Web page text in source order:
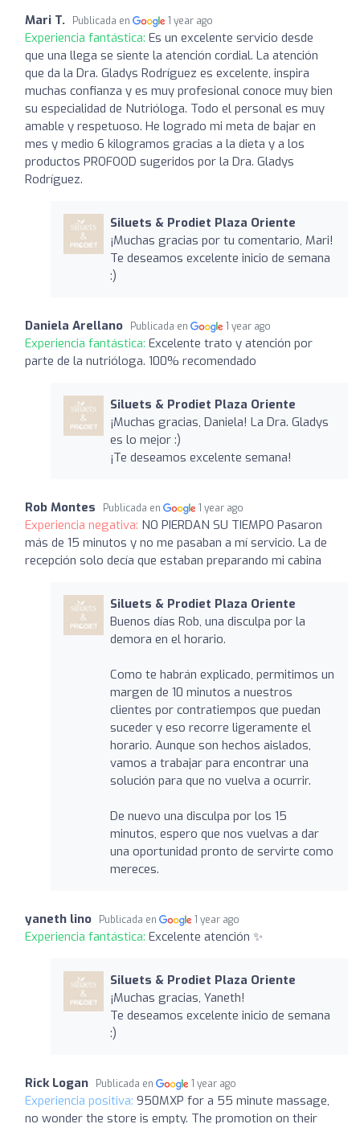
Mari T. Publicada en 1 year ago
Experiencia fantástica: Es un excelente servicio desde
que una llega se siente la atención cordial. La atención
que da la Dra. Gladys Rodríguez es excelente, inspira
muchas confianza y es muy profesional conoce muy bien
su especialidad de Nutrióloga. Todo el personal es muy
amable y respetuoso. He logrado mi meta de bajar en
mes y medio 6 kilogramos gracias a la dieta y a los
productos PROFOOD sugeridos por la Dra. Gladys
Rodríguez.
Siluets & Prodiet Plaza Oriente
¡Muchas gracias por tu comentario, Mari!
Te deseamos excelente inicio de semana
:)
Daniela Arellano Publicada en 1 year ago
Experiencia fantástica: Excelente trato y atención por
parte de la nutrióloga. 100% recomendado
Siluets & Prodiet Plaza Oriente
¡Muchas gracias, Daniela! La Dra. Gladys
es lo mejor :)
¡Te deseamos excelente semana!
Rob Montes Publicada en 1 year ago
Experiencia negativa: NO PIERDAN SU TIEMPO Pasaron
más de 15 minutos y no me pasaban a mí servicio. La de
recepción solo decía que estaban preparando mi cabina
Siluets & Prodiet Plaza Oriente
Buenos días Rob, una disculpa por la
demora en el horario.
Como te habrán explicado, permitimos un
margen de 10 minutos a nuestros
clientes por contratiempos que puedan
suceder y eso recorre ligeramente el
horario. Aunque son hechos aislados,
vamos a trabajar para encontrar una
solución para que no vuelva a ocurrir.
De nuevo una disculpa por los 15
minutos, espero que nos vuelvas a dar
una oportunidad pronto de servirte como
mereces.
yaneth lino Publicada en 1 year ago
Experiencia fantástica: Excelente atención ✨
Siluets & Prodiet Plaza Oriente
¡Muchas gracias, Yaneth!
Te deseamos excelente inicio de semana
:)
Rick Logan Publicada en 1 year ago
Experiencia positiva: 950MXP for a 55 minute massage,
no wonder the store is empty. The promotion on their